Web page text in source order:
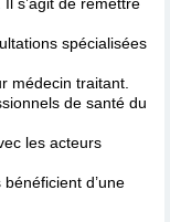
spécialisées
médecin traitant.
de santé du
les acteurs
d’une